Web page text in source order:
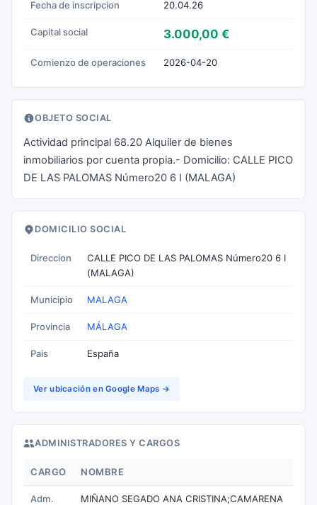
Fecha de inscripcion 20.04.26
Capital social 3.000,00 €
Comienzo de operaciones 2026-04-20
OBJETO SOCIAL
Actividad principal 68.20 Alquiler de bienes
inmobiliarios por cuenta propia.- Domicilio: CALLE PICO
DE LAS PALOMAS Número20 6 I (MALAGA)
DOMICILIO SOCIAL
Direccion
CALLE PICO DE LAS PALOMAS Número20 6 I
(MALAGA)
Municipio MALAGA
Provincia MÁLAGA
Pais España
Ver ubicación en Google Maps →
ADMINISTRADORES Y CARGOS
CARGO NOMBRE
Adm.
MIÑANO SEGADO ANA CRISTINA;CAMARENA